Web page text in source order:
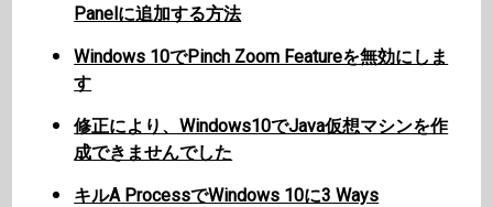
Panelに追加する方法
Windows 10でPinch Zoom Featureを無効にしま
す
修正により、Windows10でJava仮想マシンを作
成できませんでした
キルA ProcessでWindows 10に3 Ways